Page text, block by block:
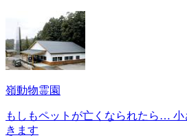
嶺動物霊園
もしもペットが亡くなられたら…
きます